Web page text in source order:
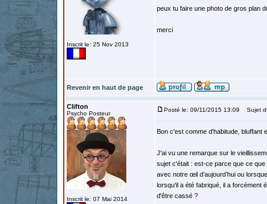
Inscrit le: 25 Nov 2013
peux tu faire une photo de gros plan
merci
Revenir en haut de page
Clifton
Psycho Posteur
Inscrit le: 07 Mai 2014
Posté le: 09/11/2015 13:09 Sujet
Bon c'est comme d'habitude, bluffant
J'ai vu une remarque sur le
sujet c'était : est-ce parce que ce
avec notre œil d’aujourd’hui ou
lorsqu'il a été fabriqué, il a forcément
d'être cassé ?